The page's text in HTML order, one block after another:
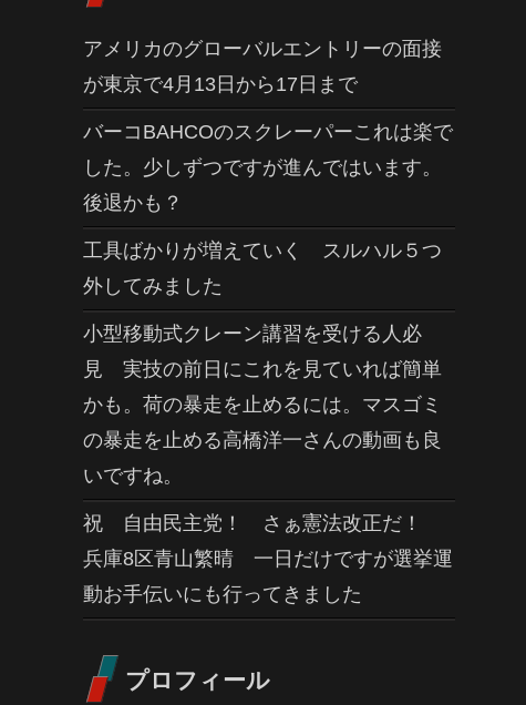
アメリカのグローバルエントリーの面接
が東京で4月13日から17日まで
バーコBAHCOのスクレーパーこれは楽で
した。少しずつですが進んではいます。
後退かも？
工具ばかりが増えていく スルハル５つ
外してみました
小型移動式クレーン講習を受ける人必
見 実技の前日にこれを見ていれば簡単
かも。荷の暴走を止めるには。マスゴミ
の暴走を止める高橋洋一さんの動画も良
いですね。
祝 自由民主党！ さぁ憲法改正だ！
兵庫8区青山繁晴 一日だけですが選挙運
動お手伝いにも行ってきました
プロフィール